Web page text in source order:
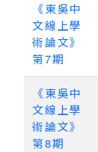
《東吳中
文線上學
術論文》
第7期
《東吳中
文線上學
術論文》
第8期